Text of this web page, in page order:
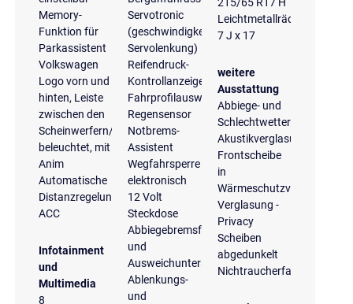
Memory-
Funktion für
Parkassistent
Volkswagen
Logo vorn und
hinten, Leiste
zwischen den
Scheinwerfern/Rückleuchten
beleuchtet, mit
Anim
Automatische
Distanzregelung
ACC
Infotainment
und
Multimedia
8
Servotronic
(geschwindigkeitsabhängige
Servolenkung)
Reifendruck-
Kontrollanzeige
Fahrprofilauswahl
Regensensor
Notbrems-
Assistent
Wegfahrsperre
elektronisch
12 Volt
Steckdose
Abbiegebremsfunktion
und
Ausweichunterstützung
Ablenkungs-
und
215/65 R17 H
Leichtmetallräder
7 J x 17
weitere
Ausstattung
Abbiege- und
Schlechtwetterlicht
Akustikverglasung
Frontscheibe
in
Wärmeschutzverglasung
Verglasung -
Privacy
Scheiben
abgedunkelt
Nichtraucherfahrzeug